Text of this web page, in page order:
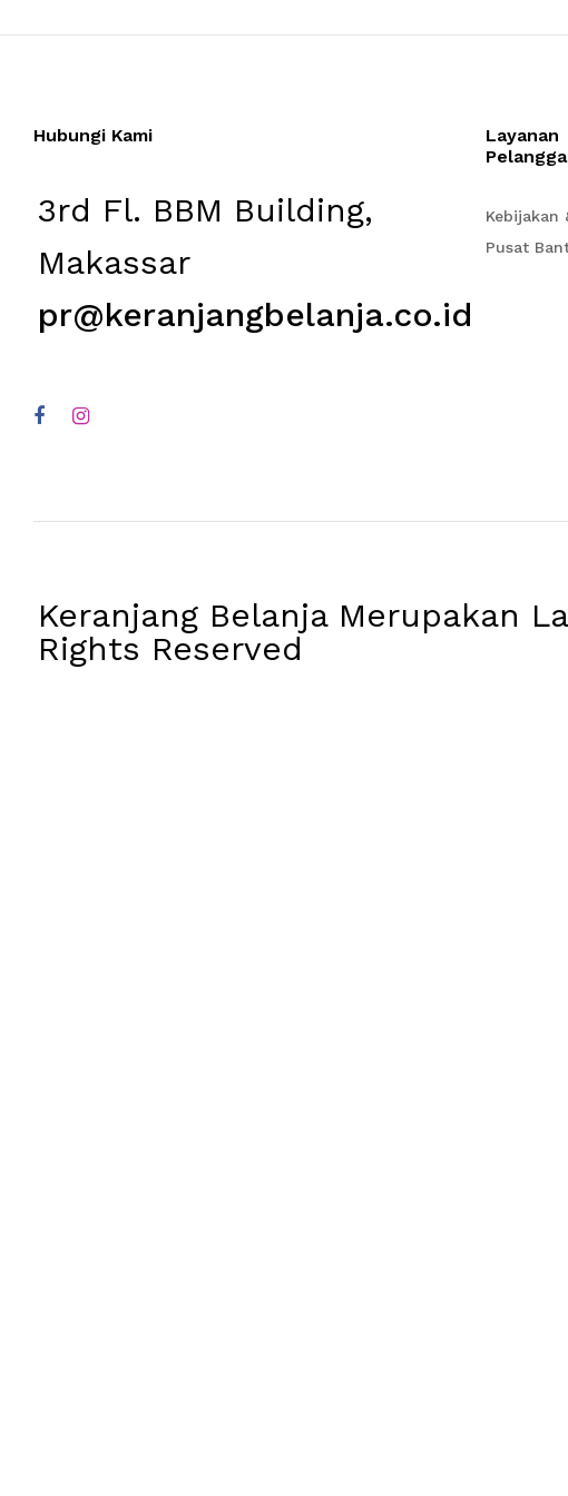
Hubungi Kami
3rd Fl. BBM Building,
Makassar
pr@keranjangbelanja.co.id
Layanan
Kebijakan
Pusat
Keranjang Belanja Merupakan
Rights Reserved